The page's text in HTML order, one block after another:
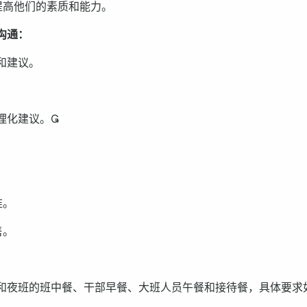
他们的素质和能力。
：
议。
化建议。
班的班中餐、干部早餐、大班人员午餐和接待餐，具体要求